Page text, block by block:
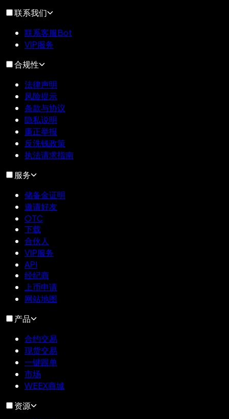
联系我们
联系客服Bot
VIP服务
合规性
法律声明
风险提示
条款与协议
隐私说明
廉正举报
反洗钱政策
执法请求指南
服务
储备金证明
邀请好友
OTC
下载
合伙人
VIP服务
API
经纪商
上币申请
网站地图
产品
合约交易
现货交易
一键跟单
市场
WEEX商城
资源